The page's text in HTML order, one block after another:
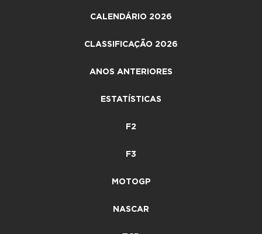
CALENDÁRIO 2026
CLASSIFICAÇÃO 2026
ANOS ANTERIORES
ESTATÍSTICAS
F2
F3
MOTOGP
NASCAR